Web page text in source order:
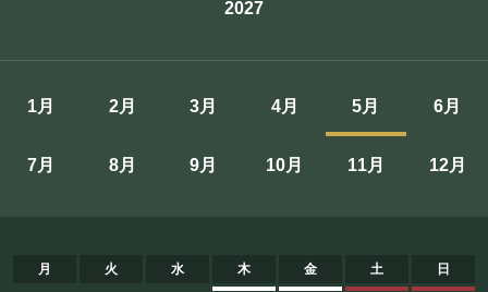
アクセス
2027
1月 2月 3月 4月 5月 6月
7月 8月 9月 10月 11月 12月
月 火 水 木 金 土 日